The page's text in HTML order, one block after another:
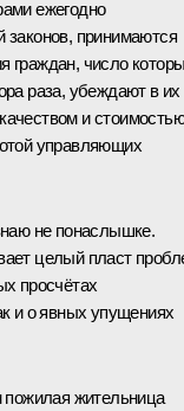
ежегодно
законов, принимаются
граждан, число
раза, убеждают в их
и стоимостью
управляющих
не понаслышке.
целый пласт
просчётах
и о явных упущениях
пожилая жительница